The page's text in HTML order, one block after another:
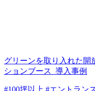
グリーンを取り入れた開
ションブース_導入事例
#100坪以上 #エントラン